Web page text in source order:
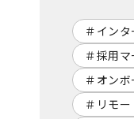
イン
採用
オン
リモ